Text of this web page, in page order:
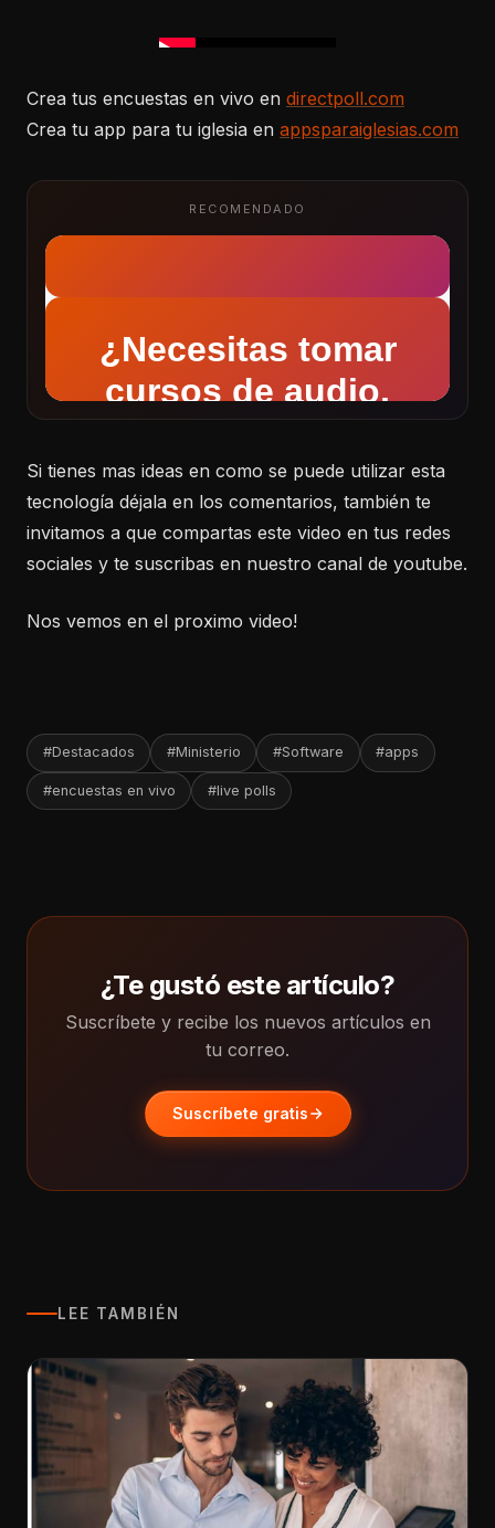
Crea tus encuestas en vivo en directpoll.com
Crea tu app para tu iglesia en appsparaiglesias.com
RECOMENDADO
Si tienes mas ideas en como se puede utilizar esta
tecnología déjala en los comentarios, también te
invitamos a que compartas este video en tus redes
sociales y te suscribas en nuestro canal de youtube.
Nos vemos en el proximo video!
#Destacados #Ministerio #Software #apps
#encuestas en vivo #live polls
¿Te gustó este artículo?
Suscríbete y recibe los nuevos artículos en
tu correo.
Suscríbete gratis
LEE TAMBIÉN